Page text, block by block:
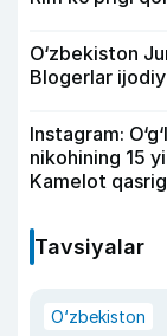
O‘zbekiston
Blogerlar
Instagram:
nikohining 15
Kamelot
Tavsiyalar
O‘zbekiston